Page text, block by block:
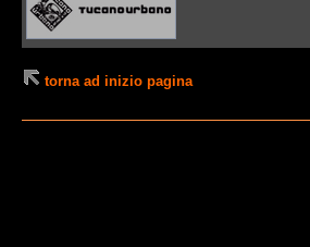
torna ad inizio pagina